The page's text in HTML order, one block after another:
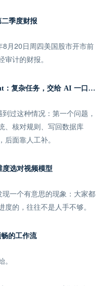
二季度财报
月20日周四美国股市开市前
计的财报。
极光旗下 GPTBots.ai 上新 LoopAgent：复杂任务，交给 AI 一口气跑完
过这种情况：第一个问题，
、核对规则、写回数据库
面靠人工补。
选对视频模型
一个有意思的现象：大家都
的，往往不是人手不够。
的工作流